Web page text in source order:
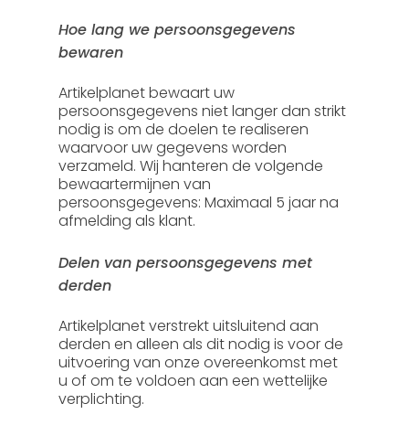
Hoe lang we persoonsgegevens
bewaren
Artikelplanet bewaart uw
persoonsgegevens niet langer dan strikt
nodig is om de doelen te realiseren
waarvoor uw gegevens worden
verzameld. Wij hanteren de volgende
bewaartermijnen van
persoonsgegevens: Maximaal 5 jaar na
afmelding als klant.
Delen van persoonsgegevens met
derden
Artikelplanet verstrekt uitsluitend aan
derden en alleen als dit nodig is voor de
uitvoering van onze overeenkomst met
u of om te voldoen aan een wettelijke
verplichting.